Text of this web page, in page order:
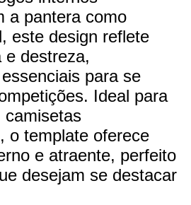
a pantera como
este design reflete
e destreza,
para se
Ideal para
camisetas
o template oferece
e atraente, perfeito
desejam se destacar